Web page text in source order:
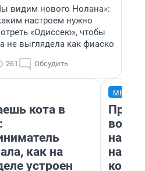
видим нового Нолана»:
настроем нужно
«Одиссею», чтобы
не выглядела как фиаско
261 Обсудить
кота в
как на
устроен
нам